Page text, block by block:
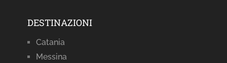
DESTINAZIONI
Catania
Messina